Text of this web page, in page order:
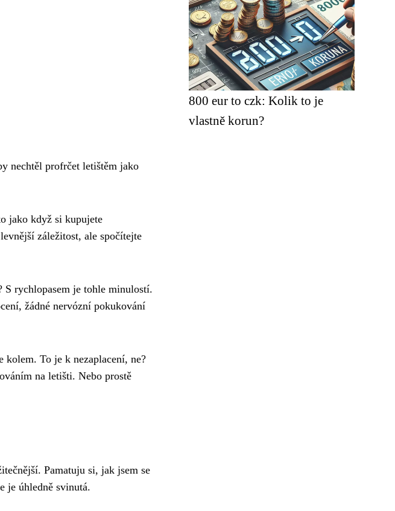
nechtěl profrčet letištěm jako
jako když si kupujete
záležitost, ale spočítejte
S rychlopasem je tohle minulostí.
žádné nervózní pokukování
To je k nezaplacení, ne?
na letišti. Nebo prostě
Pamatuju si, jak jsem se
je úhledně svinutá.
800 eur to czk: Kolik to je
vlastně korun?